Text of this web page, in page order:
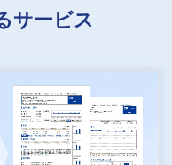
サービス